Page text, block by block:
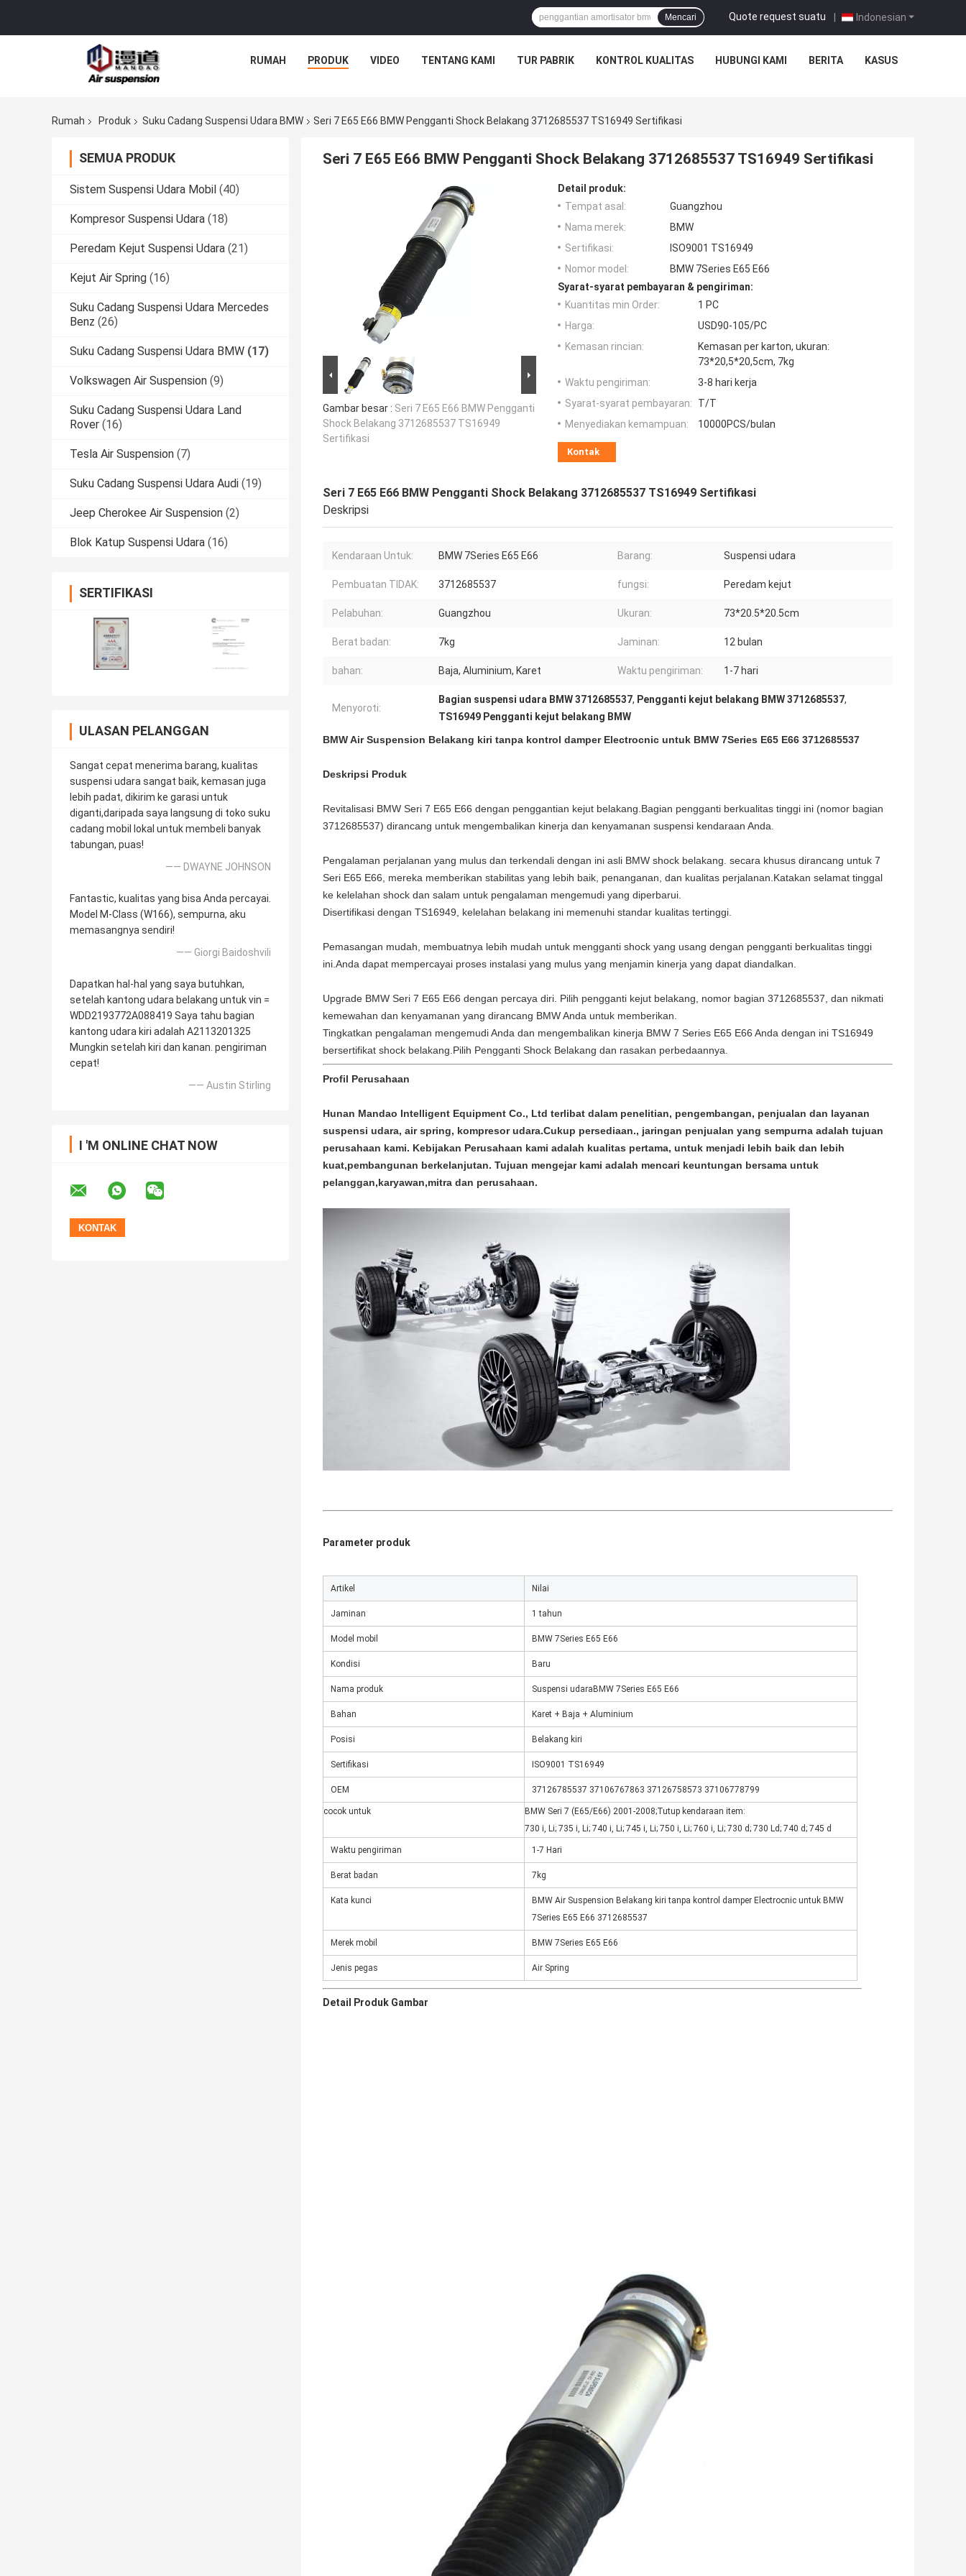
Indonesian
Quote request suatu |
Mencari
RUMAH PRODUK VIDEO TENTANG KAMI TUR PABRIK KONTROL KUALITAS HUBUNGI KAMI BERITA KASUS
Rumah Produk Suku Cadang Suspensi Udara BMW Seri 7 E65 E66 BMW Pengganti Shock Belakang 3712685537 TS16949 Sertifikasi
SEMUA PRODUK
Sistem Suspensi Udara Mobil (40)
Kompresor Suspensi Udara (18)
Peredam Kejut Suspensi Udara (21)
Kejut Air Spring (16)
Suku Cadang Suspensi Udara Mercedes
Benz (26)
Suku Cadang Suspensi Udara BMW (17)
Volkswagen Air Suspension (9)
Suku Cadang Suspensi Udara Land
Rover (16)
Tesla Air Suspension (7)
Suku Cadang Suspensi Udara Audi (19)
Jeep Cherokee Air Suspension (2)
Blok Katup Suspensi Udara (16)
SERTIFIKASI
ULASAN PELANGGAN
Sangat cepat menerima barang, kualitas
suspensi udara sangat baik, kemasan juga
lebih padat, dikirim ke garasi untuk
diganti,daripada saya langsung di toko suku
cadang mobil lokal untuk membeli banyak
tabungan, puas!
—— DWAYNE JOHNSON
Fantastic, kualitas yang bisa Anda percayai.
Model M-Class (W166), sempurna, aku
memasangnya sendiri!
—— Giorgi Baidoshvili
Dapatkan hal-hal yang saya butuhkan,
setelah kantong udara belakang untuk vin =
WDD2193772A088419 Saya tahu bagian
kantong udara kiri adalah A2113201325
Mungkin setelah kiri dan kanan. pengiriman
cepat!
—— Austin Stirling
I 'M ONLINE CHAT NOW
Seri 7 E65 E66 BMW Pengganti Shock Belakang 3712685537 TS16949 Sertifikasi
Gambar besar : Seri 7 E65 E66 BMW Pengganti
Shock Belakang 3712685537 TS16949
Sertifikasi
Detail produk:
Tempat asal:
Guangzhou
Nama merek:
BMW
Sertifikasi:
ISO9001 TS16949
Nomor model:
BMW 7Series E65 E66
Syarat-syarat pembayaran & pengiriman:
Kuantitas min Order:
1 PC
Harga:
USD90-105/PC
Kemasan rincian:
Kemasan per karton, ukuran:
73*20,5*20,5cm, 7kg
Waktu pengiriman:
3-8 hari kerja
Syarat-syarat pembayaran:
T/T
Menyediakan kemampuan:
10000PCS/bulan
Kontak
Seri 7 E65 E66 BMW Pengganti Shock Belakang 3712685537 TS16949 Sertifikasi
Deskripsi
Kendaraan Untuk: BMW 7Series E65 E66 Barang: Suspensi udara
Pembuatan TIDAK: 3712685537 fungsi: Peredam kejut
Pelabuhan: Guangzhou Ukuran: 73*20.5*20.5cm
Berat badan: 7kg Jaminan: 12 bulan
bahan: Baja, Aluminium, Karet Waktu pengiriman: 1-7 hari
Menyoroti:
Bagian suspensi udara BMW 3712685537, Pengganti kejut belakang BMW 3712685537,
TS16949 Pengganti kejut belakang BMW
BMW Air Suspension Belakang kiri tanpa kontrol damper Electrocnic untuk BMW 7Series E65 E66 3712685537
Deskripsi Produk
Revitalisasi BMW Seri 7 E65 E66 dengan penggantian kejut belakang.Bagian pengganti berkualitas tinggi ini (nomor bagian
3712685537) dirancang untuk mengembalikan kinerja dan kenyamanan suspensi kendaraan Anda.
Pengalaman perjalanan yang mulus dan terkendali dengan ini asli BMW shock belakang. secara khusus dirancang untuk 7
Seri E65 E66, mereka memberikan stabilitas yang lebih baik, penanganan, dan kualitas perjalanan.Katakan selamat tinggal
ke kelelahan shock dan salam untuk pengalaman mengemudi yang diperbarui.
Disertifikasi dengan TS16949, kelelahan belakang ini memenuhi standar kualitas tertinggi.
Pemasangan mudah, membuatnya lebih mudah untuk mengganti shock yang usang dengan pengganti berkualitas tinggi
ini.Anda dapat mempercayai proses instalasi yang mulus yang menjamin kinerja yang dapat diandalkan.
Upgrade BMW Seri 7 E65 E66 dengan percaya diri. Pilih pengganti kejut belakang, nomor bagian 3712685537, dan nikmati
kemewahan dan kenyamanan yang dirancang BMW Anda untuk memberikan.
Tingkatkan pengalaman mengemudi Anda dan mengembalikan kinerja BMW 7 Series E65 E66 Anda dengan ini TS16949
bersertifikat shock belakang.Pilih Pengganti Shock Belakang dan rasakan perbedaannya.
Profil Perusahaan
Hunan Mandao Intelligent Equipment Co., Ltd terlibat dalam penelitian, pengembangan, penjualan dan layanan
suspensi udara, air spring, kompresor udara.Cukup persediaan., jaringan penjualan yang sempurna adalah tujuan
perusahaan kami. Kebijakan Perusahaan kami adalah kualitas pertama, untuk menjadi lebih baik dan lebih
kuat,pembangunan berkelanjutan. Tujuan mengejar kami adalah mencari keuntungan bersama untuk
pelanggan,karyawan,mitra dan perusahaan.
Parameter produk
Artikel Nilai
Jaminan 1 tahun
Model mobil BMW 7Series E65 E66
Kondisi Baru
Nama produk Suspensi udara BMW 7Series E65 E66
Bahan Karet + Baja + Aluminium
Posisi Belakang kiri
Sertifikasi ISO9001 TS16949
OEM 37126785537 37106767863 37126758573 37106778799
cocok untuk
BMW Seri 7 (E65/E66) 2001-2008;Tutup kendaraan item:
730 i, Li; 735 i, Li; 740 i, Li; 745 i, Li; 750 i, Li; 760 i, Li; 730 d; 730 Ld; 740 d; 745 d
Waktu pengiriman 1-7 Hari
Berat badan 7kg
Kata kunci
BMW Air Suspension Belakang kiri tanpa kontrol damper Electrocnic untuk BMW
7Series E65 E66 3712685537
Merek mobil BMW 7Series E65 E66
Jenis pegas Air Spring
Detail Produk Gambar